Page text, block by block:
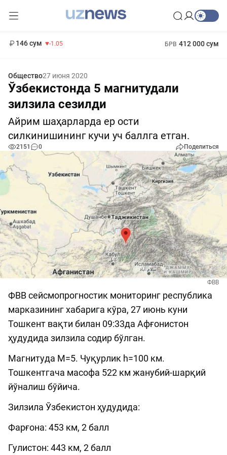
146 сум -1.05 БРВ 412 000 сум
Общество27 июня 2020
Ўзбекистонда 5 магнитудали
зилзила сезилди
Айрим шаҳарларда ер ости
силкинишининг кучи уч баллга етган.
2151 0 Поделиться
ФВВ
ФВВ cейсмопрогностик мониторинг республика
марказининг хабарига кўра, 27 июнь куни
Тошкент вақти билан 09:33да Афғонистон
ҳудудида зилзила содир бўлган.
Магнитуда М=5. Чуқурлик h=100 км.
Тошкентгача масофа 522 км жанубий-шарқий
йўналиш бўйича.
Зилзила Ўзбекистон ҳудудида:
Фарғона: 453 км, 2 балл
Гулистон: 443 км, 2 балл